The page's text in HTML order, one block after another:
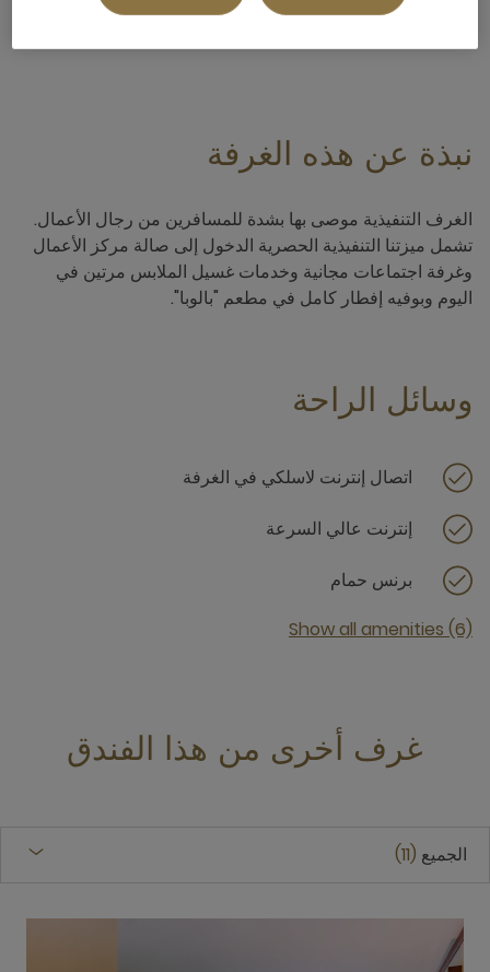
3 x
نبذة عن هذه الغرفة
الغرف التنفيذية موصى بها بشدة للمسافرين من رجال الأعمال.
تشمل ميزتنا التنفيذية الحصرية الدخول إلى صالة مركز الأعمال
وغرفة اجتماعات مجانية وخدمات غسيل الملابس مرتين في
اليوم وبوفيه إفطار كامل في مطعم "بالوبا".
وسائل الراحة
اتصال إنترنت لاسلكي في الغرفة
إنترنت عالي السرعة
برنس حمام
Show all amenities (6)
غرف أخرى من هذا الفندق
الجميع 11